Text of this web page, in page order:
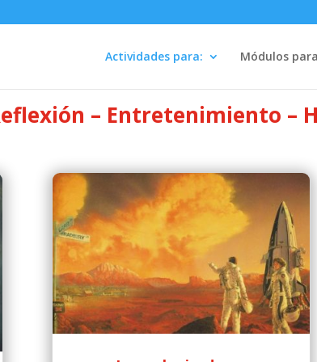
Actividades para: Módulos
– Entretenimiento –